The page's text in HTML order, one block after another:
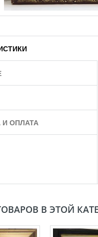
И ОПЛАТА
В ЭТОЙ